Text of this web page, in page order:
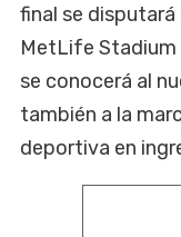
final se disputará
MetLife Stadium
se conocerá al
también a la
deportiva en